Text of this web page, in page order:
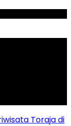
Toraja di